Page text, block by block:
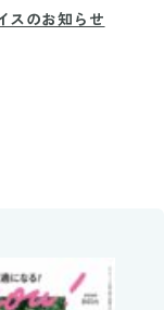
スのお知らせ